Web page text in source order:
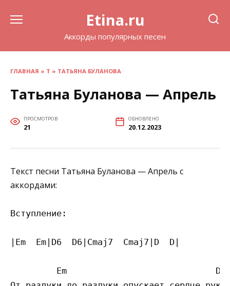
Etina.ru
Аккорды популярных песен
ГЛАВНАЯ » Т » ТАТЬЯНА БУЛАНОВА
Татьяна Буланова — Апрель
ПРОСМОТРОВ
21
ОБНОВЛЕНО
20.12.2023
Текст песни Татьяна Буланова — Апрель с
аккордами:
Вступление:
|Em  Em|D6  D6|Cmaj7  Cmaj7|D  D|
Em